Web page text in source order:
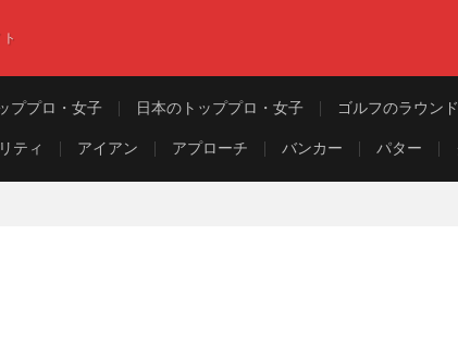
ププロ・女子 日本のトッププロ・女子 ゴルフのラウン
ティ アイアン アプローチ バンカー パター